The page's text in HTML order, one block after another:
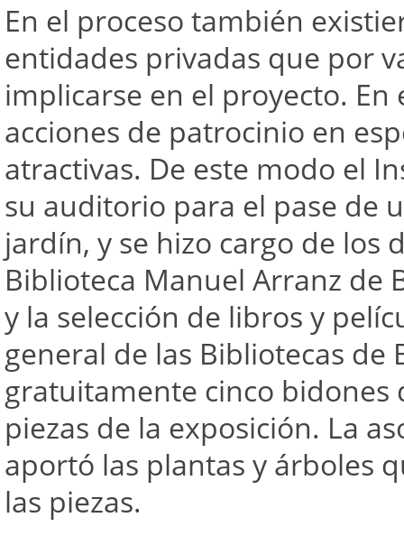
En el proceso también
entidades privadas que por
implicarse en el proyecto.
acciones de patrocinio en
atractivas. De este modo el
su auditorio para el pase de
jardín, y se hizo cargo de los
Biblioteca Manuel Arranz de
y la selección de libros y
general de las Bibliotecas de
gratuitamente cinco
piezas de la exposición. La
aportó las plantas y árboles
las piezas.